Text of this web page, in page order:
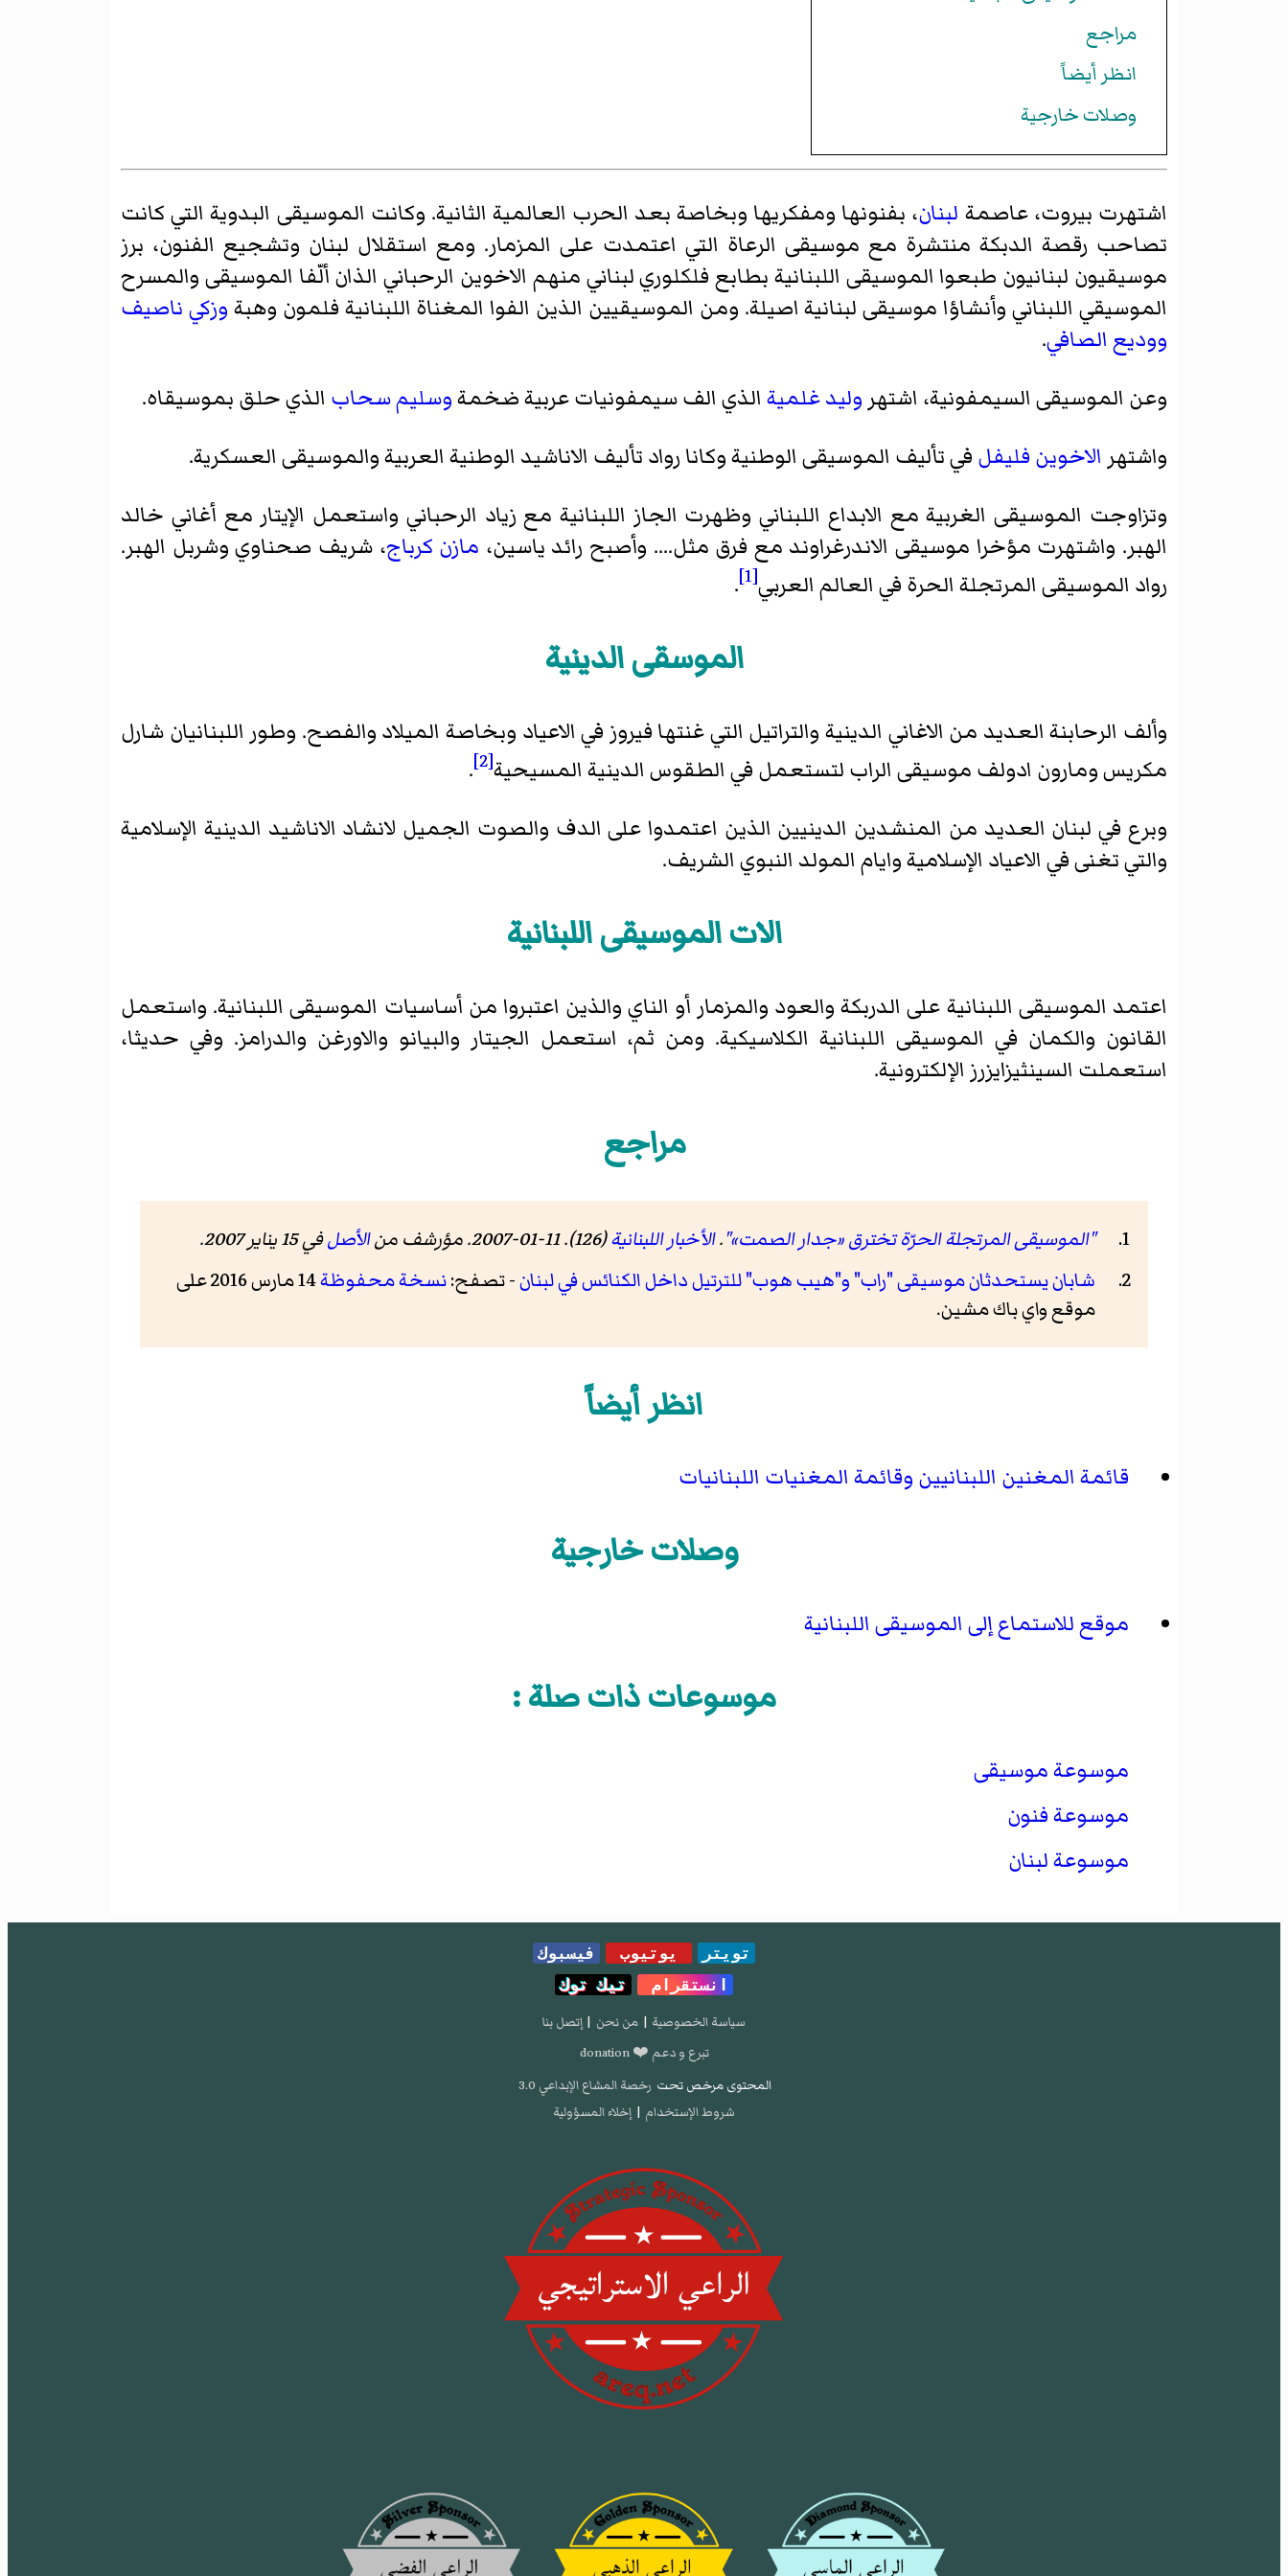
مراجع
انظر أيضاً
وصلات خارجية
اشتهرت بيروت، عاصمة لبنان، بفنونها ومفكريها وبخاصة بعد الحرب العالمية الثانية. وكانت الموسيقى البدوية التي كانت
تصاحب رقصة الدبكة منتشرة مع موسيقى الرعاة التي اعتمدت على المزمار. ومع استقلال لبنان وتشجيع الفنون، برز
موسيقيون لبنانيون طبعوا الموسيقى اللبنانية بطابع فلكلوري لبناني منهم الاخوين الرحبانيالذان ألّفا الموسيقى والمسرح
الموسيقي اللبناني وأنشاؤا موسيقى لبنانية اصيلة. ومن الموسيقيين الذين الفوا المغناة اللبنانية فلمون وهبة وزكي ناصيف
ووديع الصافي.
وعن الموسيقى السيمفونية، اشتهر وليد غلمية الذي الف سيمفونيات عربية ضخمةوسليم سحاب الذي حلق بموسيقاه.
واشتهر الاخوين فليفل في تأليف الموسيقى الوطنية وكانا رواد تأليف الاناشيد الوطنية العربية والموسيقى العسكرية.
وتزاوجت الموسيقى الغربية مع الابداع اللبناني وظهرت الجاز اللبنانية مع زياد الرحباني واستعمل الإيتار مع أغاني خالد
الهبر. واشتهرت مؤخرا موسيقى الاندرغراوند مع فرق مثل.... وأصبح رائد ياسين، مازن كرباج، شريف صحناوي وشربل الهبر.
رواد الموسيقى المرتجلة الحرة في العالم العربي[1]
.
الموسقى الدينية
وألف الرحابنة العديد من الاغاني الدينية والتراتيل التي غنتها فيروز في الاعياد وبخاصة الميلاد والفصح. وطور اللبنانيان شارل
مكريس ومارون ادولف موسيقى الراب لتستعمل في الطقوس الدينية المسيحية[2]
.
وبرع في لبنان العديد من المنشدين الدينيين الذين اعتمدوا على الدف والصوت الجميل لانشاد الاناشيد الدينية الإسلامية
والتي تغنى في الاعياد الإسلامية وايام المولد النبوي الشريف.
الات الموسيقى اللبنانية
اعتمد الموسيقى اللبنانية على الدربكة والعود والمزمار أو الناي والذين اعتبروا من أساسيات الموسيقى اللبنانية. واستعمل
القانون والكمان في الموسيقى اللبنانية الكلاسيكية. ومن ثم، استعمل الجيتار والبيانو والاورغن والدرامز. وفي حديثا،
استعملت السينثيزايزرز الإلكترونية.
مراجع
"الموسيقى المرتجلة الحرّة تخترق «جدار الصمت»".الأخبار اللبنانية(126). 11-01-2007. مؤرشف من الأصلفي 15 يناير 2007
.
شابان يستحدثان موسيقى "راب" و"هيب هوب" للترتيل داخل الكنائس في لبنان- تصفح:نسخة محفوظة
14 مارس 2016 على
موقع واي باك مشين.
انظر أيضاً
قائمة المغنين اللبنانيين وقائمة المغنيات اللبنانيات
وصلات خارجية
موقع للاستماع إلى الموسيقى اللبنانية
موسوعات ذات صلة :
موسوعة موسيقى
موسوعة فنون
موسوعة لبنان
تويتر يوتيوب
فيسبوك
انستقرام
تيك توك
سياسة الخصوصية | من نحن | إتصل بنا
تبرع و دعم ❤️ donation
المحتوى مرخص تحت رخصة المشاع الإبداعي 3.0
شروط الإستخدام | إخلاء المسؤولية